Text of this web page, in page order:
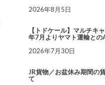
2026年8月5日
【トドケール】マルチキ
年7月よりヤマト運輸との
2026年7月30日
JR貨物／お盆休み期間の
て